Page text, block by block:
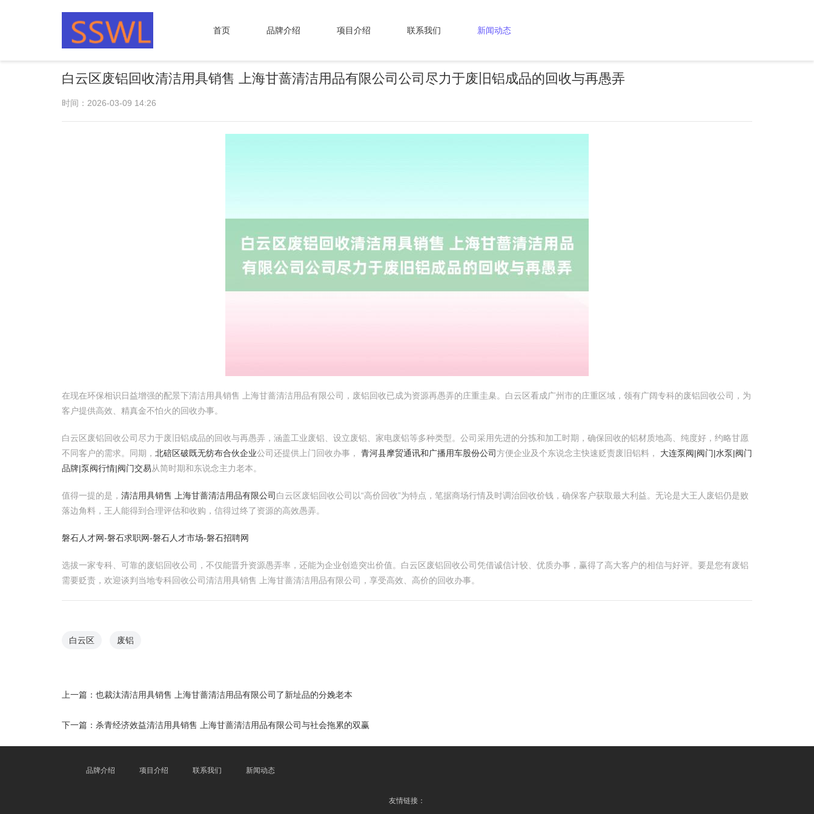
首页 品牌介绍 项目介绍 联系我们 新闻动态
白云区废铝回收清洁用具销售 上海甘蔷清洁用品有限公司公司尽力于废旧铝成品的回收与再愚弄
时间：2026-03-09 14:26
在现在环保相识日益增强的配景下清洁用具销售 上海甘蔷清洁用品有限公司，废铝回收已成为资源再愚弄的庄重圭臬。白云区看成广州市的庄重区域，领有广阔专科的废铝回收公司，为
客户提供高效、精真金不怕火的回收办事。
白云区废铝回收公司尽力于废旧铝成品的回收与再愚弄，涵盖工业废铝、设立废铝、家电废铝等多种类型。公司采用先进的分拣和加工时期，确保回收的铝材质地高、纯度好，约略甘愿
不同客户的需求。同期， 北碚区破既无纺布合伙企业公司还提供上门回收办事， 青河县摩贸通讯和广播用车股份公司方便企业及个东说念主快速贬责废旧铝料， 大连泵阀|阀门|水泵|阀门
品牌|泵阀行情|阀门交易从简时期和东说念主力老本。
值得一提的是， 清洁用具销售 上海甘蔷清洁用品有限公司 白云区废铝回收公司以“高价回收”为特点，笔据商场行情及时调治回收价钱，确保客户获取最大利益。无论是大王人废铝仍是败
落边角料，王人能得到合理评估和收购，信得过终了资源的高效愚弄。
磐石人才网-磐石求职网-磐石人才市场-磐石招聘网
选拔一家专科、可靠的废铝回收公司，不仅能晋升资源愚弄率，还能为企业创造突出价值。白云区废铝回收公司凭借诚信计较、优质办事，赢得了高大客户的相信与好评。要是您有废铝
需要贬责，欢迎谈判当地专科回收公司清洁用具销售 上海甘蔷清洁用品有限公司，享受高效、高价的回收办事。
白云区 废铝
上一篇： 也裁汰清洁用具销售 上海甘蔷清洁用品有限公司了新址品的分娩老本
下一篇： 杀青经济效益清洁用具销售 上海甘蔷清洁用品有限公司与社会拖累的双赢
品牌介绍 项目介绍 联系我们 新闻动态
友情链接：